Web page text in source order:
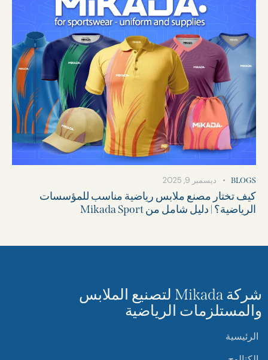
BLOGS ديسمبر 9, 2025
كيف تختار مصنع ملابس رياضية مناسب للمؤسسات
الرياضية؟ | دليل شامل من Mikada Sport
شركة Mikada لتصنيع الملابس
والمستلزمات الرياضية
الرئيسية